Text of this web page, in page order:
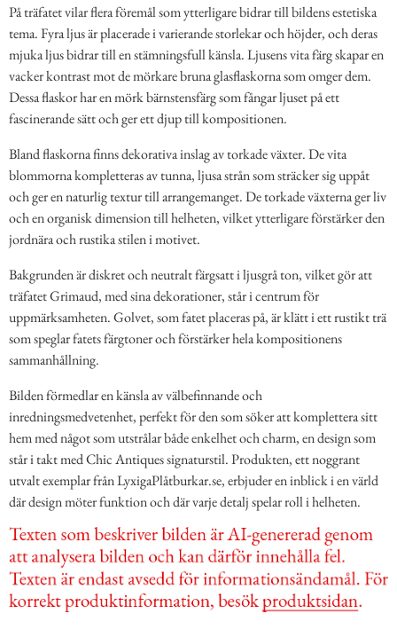
På träfatet vilar flera föremål som ytterligare bidrar till bildens estetiska
tema. Fyra ljus är placerade i varierande storlekar och höjder, och deras
mjuka ljus bidrar till en stämningsfull känsla. Ljusens vita färg skapar en
vacker kontrast mot de mörkare bruna glasflaskorna som omger dem.
Dessa flaskor har en mörk bärnstensfärg som fångar ljuset på ett
fascinerande sätt och ger ett djup till kompositionen.
Bland flaskorna finns dekorativa inslag av torkade växter. De vita
blommorna kompletteras av tunna, ljusa strån som sträcker sig uppåt
och ger en naturlig textur till arrangemanget. De torkade växterna ger liv
och en organisk dimension till helheten, vilket ytterligare förstärker den
jordnära och rustika stilen i motivet.
Bakgrunden är diskret och neutralt färgsatt i ljusgrå ton, vilket gör att
träfatet Grimaud, med sina dekorationer, står i centrum för
uppmärksamheten. Golvet, som fatet placeras på, är klätt i ett rustikt trä
som speglar fatets färgtoner och förstärker hela kompositionens
sammanhållning.
Bilden förmedlar en känsla av välbefinnande och
inredningsmedvetenhet, perfekt för den som söker att komplettera sitt
hem med något som utstrålar både enkelhet och charm, en design som
står i takt med Chic Antiques signaturstil. Produkten, ett noggrant
utvalt exemplar från LyxigaPlåtburkar.se, erbjuder en inblick i en värld
där design möter funktion och där varje detalj spelar roll i helheten.